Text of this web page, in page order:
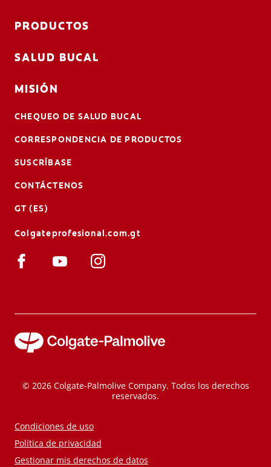
PRODUCTOS
SALUD BUCAL
MISIÓN
CHEQUEO DE SALUD BUCAL
CORRESPONDENCIA DE PRODUCTOS
SUSCRÍBASE
CONTÁCTENOS
GT (ES)
Colgateprofesional.com.gt
© 2026 Colgate-Palmolive Company. Todos los derechos
reservados.
Condiciones de uso
Política de privacidad
Gestionar mis derechos de datos